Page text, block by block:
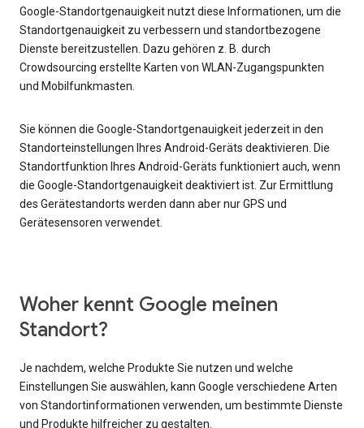
Google-Standortgenauigkeit nutzt diese Informationen, um die
Standortgenauigkeit zu verbessern und standortbezogene
Dienste bereitzustellen. Dazu gehören z. B. durch
Crowdsourcing erstellte Karten von WLAN-Zugangspunkten
und Mobilfunkmasten.
Sie können die Google-Standortgenauigkeit jederzeit in den
Standorteinstellungen Ihres Android-Geräts deaktivieren. Die
Standortfunktion Ihres Android-Geräts funktioniert auch, wenn
die Google-Standortgenauigkeit deaktiviert ist. Zur Ermittlung
des Gerätestandorts werden dann aber nur GPS und
Gerätesensoren verwendet.
Woher kennt Google meinen
Standort?
Je nachdem, welche Produkte Sie nutzen und welche
Einstellungen Sie auswählen, kann Google verschiedene Arten
von Standortinformationen verwenden, um bestimmte Dienste
und Produkte hilfreicher zu gestalten.